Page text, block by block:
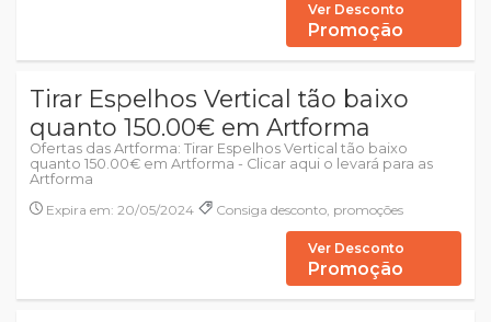
Ver Desconto
Promoção
Tirar Espelhos Vertical tão baixo
quanto 150.00€ em Artforma
Ofertas das Artforma: Tirar Espelhos Vertical tão baixo
quanto 150.00€ em Artforma - Clicar aqui o levará para as
Artforma
Expira em: 20/05/2024
Consiga desconto, promoções
Ver Desconto
Promoção